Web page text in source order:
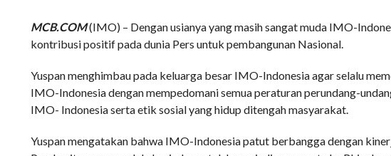
MCB.COM(IMO) – Dengan usianya yang masih sangat muda IMO-
kontribusi positif pada dunia Pers untuk pembangunan Nasional.
Yuspan menghimbau pada keluarga besar IMO-Indonesia agar selalu
IMO-Indonesia dengan mempedomani semua peraturan perundang-
IMO- Indonesia serta etik sosial yang hidup ditengah masyarakat.
Yuspan mengatakan bahwa IMO-Indonesia patut berbangga dengan